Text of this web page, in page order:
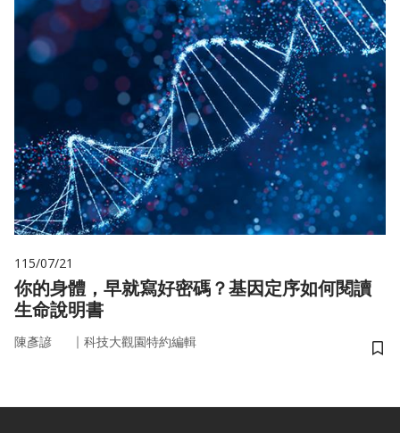
115/07/21
你的身體，早就寫好密碼？基因定序如何閱讀
生命說明書
陳彥諺 ｜ 科技大觀園特約編輯
儲